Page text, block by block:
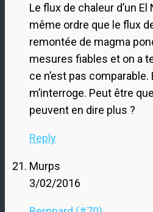
Le flux de chaleur d’un
même ordre que le flux
remontée de magma
mesures fiables et on a
ce n’est pas comparable.
m’interroge. Peut être
peuvent en dire plus ?
Reply
Murps
3/02/2016